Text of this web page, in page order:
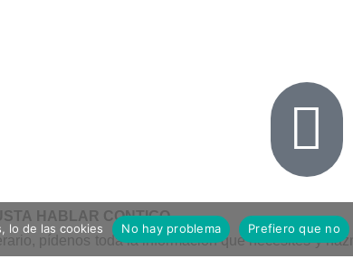
HABLAR CONTIGO
pídenos toda la información que necesites y
lo de las cookies No hay problema Prefiero que no